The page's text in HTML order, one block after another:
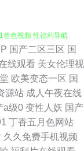
秘密入口 麻豆cao逼
色视频 性福利导航
亚洲色图图 日本性
操人人操 91含羞草
国产二区三区 国
线观看 美女伦理视
欧美变态一区 国
源站 成人午夜在线
a级0 变性人妖 国产
丁香五月色网站
久久免费手机视频